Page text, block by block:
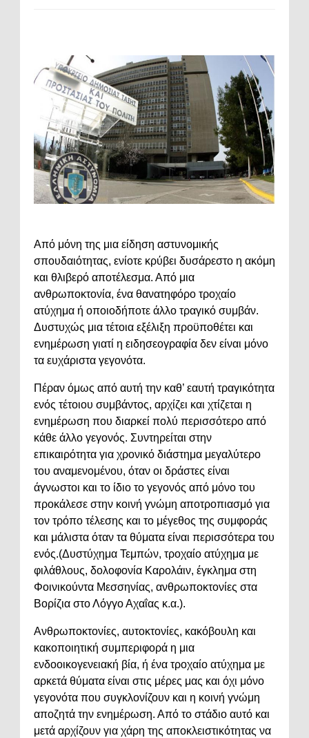
Από μόνη της μια είδηση αστυνομικής
σπουδαιότητας, ενίοτε κρύβει δυσάρεστο η ακόμη
και θλιβερό αποτέλεσμα. Από μια
ανθρωποκτονία, ένα θανατηφόρο τροχαίο
ατύχημα ή οποιοδήποτε άλλο τραγικό συμβάν.
Δυστυχώς μια τέτοια εξέλιξη προϋποθέτει και
ενημέρωση γιατί η ειδησεογραφία δεν είναι μόνο
τα ευχάριστα γεγονότα.
Πέραν όμως από αυτή την καθ’ εαυτή τραγικότητα
ενός τέτοιου συμβάντος, αρχίζει και χτίζεται η
ενημέρωση που διαρκεί πολύ περισσότερο από
κάθε άλλο γεγονός. Συντηρείται στην
επικαιρότητα για χρονικό διάστημα μεγαλύτερο
του αναμενομένου, όταν οι δράστες είναι
άγνωστοι και το ίδιο το γεγονός από μόνο του
προκάλεσε στην κοινή γνώμη αποτροπιασμό για
τον τρόπο τέλεσης και το μέγεθος της συμφοράς
και μάλιστα όταν τα θύματα είναι περισσότερα του
ενός.(Δυστύχημα Τεμπών, τροχαίο ατύχημα με
φιλάθλους, δολοφονία Καρολάιν, έγκλημα στη
Φοινικούντα Μεσσηνίας, ανθρωποκτονίες στα
Βορίζια στο Λόγγο Αχαΐας κ.α.).
Ανθρωποκτονίες, αυτοκτονίες, κακόβουλη και
κακοποιητική συμπεριφορά η μια
ενδοοικογενειακή βία, ή ένα τροχαίο ατύχημα με
αρκετά θύματα είναι στις μέρες μας και όχι μόνο
γεγονότα που συγκλονίζουν και η κοινή γνώμη
αποζητά την ενημέρωση. Από το στάδιο αυτό και
μετά αρχίζουν για χάρη της αποκλειστικότητας να